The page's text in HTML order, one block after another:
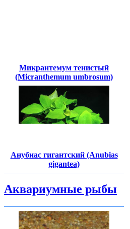
Микрантемум тенистый
(Micranthemum umbrosum)
Анубиас гигантский (Anubias
gigantea)
Аквариумные рыбы